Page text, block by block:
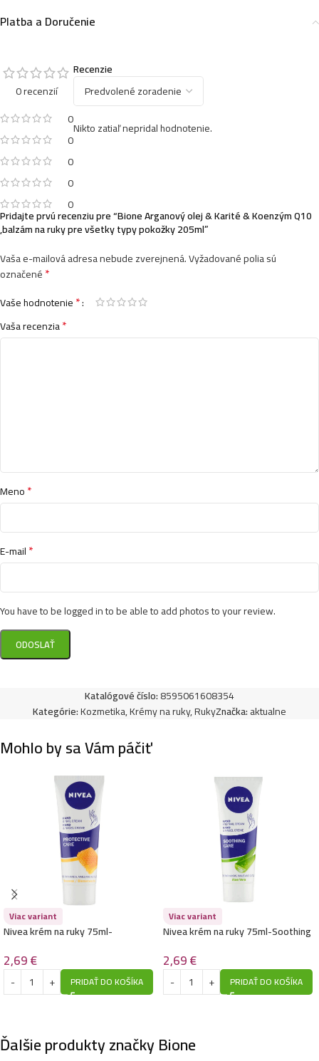
Platba a Doručenie
0 recenzií
0
0
0
0
0
Recenzie
Nikto zatiaľ nepridal hodnotenie.
Pridajte prvú recenziu pre “Bione Arganový olej & Karité & Koenzým Q10
,balzám na ruky pre všetky typy pokožky 205ml”
Vaša e-mailová adresa nebude zverejnená.Vyžadované polia sú
označené*
Vaše hodnotenie*
Vaša recenzia*
Meno*
E-mail*
You have to be logged in to be able to add photos to your review.
Katalógové číslo:8595061608354
Kategórie:Kozmetika,Krémy na ruky,RukyZnačka:aktualne
Mohlo by sa Vám páčiť
Viac variant
Nivea krém na ruky 75ml-
2,69€
PRIDAŤ DO KOŠÍKA
Viac variant
Nivea krém na ruky 75ml-Soothing
2,69€
PRIDAŤ DO KOŠÍKA
Ďalšie produkty značky Bione